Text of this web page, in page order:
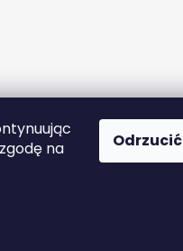
na
Odrzucić